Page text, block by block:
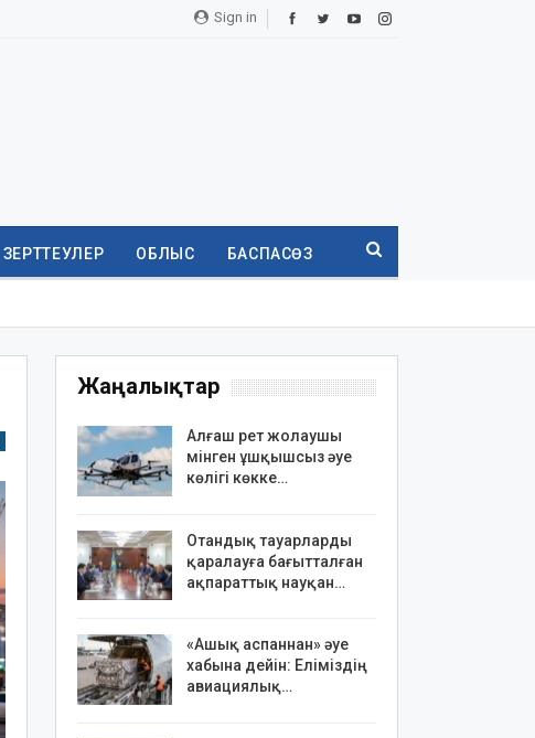
Sign in
ЗЕРТТЕУЛЕР ОБЛЫС БАСПАСӨЗ
Жаңалықтар
Алғаш рет жолаушы
мінген ұшқышсыз әуе
көлігі көкке…
Отандық тауарларды
қаралауға бағытталған
ақпараттық науқан…
«Ашық аспаннан» әуе
хабына дейін: Еліміздің
авиациялық…